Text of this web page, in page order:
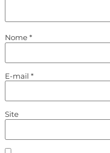
Nome *
E-mail *
Site